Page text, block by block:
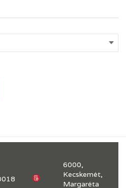
6000,
Kecskemét,
Margaréta